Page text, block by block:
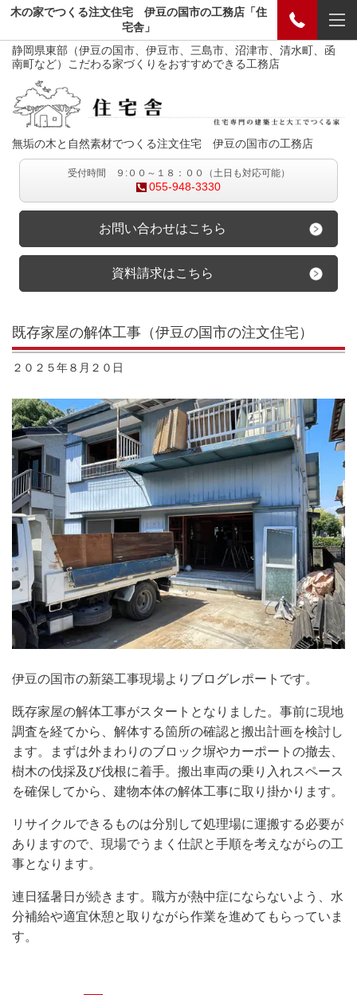
木の家でつくる注文住宅 伊豆の国市の工務店「住
宅舎」
静岡県東部（伊豆の国市、伊豆市、三島市、沼津市、清水町、函
南町など）こだわる家づくりをおすすめできる工務店
無垢の木と自然素材でつくる注文住宅 伊豆の国市の工務店
受付時間 ９:００～１８：００（土日も対応可能）
055-948-3330
お問い合わせはこちら
資料請求はこちら
既存家屋の解体工事（伊豆の国市の注文住宅）
２０２５年８月２０日
伊豆の国市の新築工事現場よりブログレポートです。
既存家屋の解体工事がスタートとなりました。事前に現地
調査を経てから、解体する箇所の確認と搬出計画を検討し
ます。まずは外まわりのブロック塀やカーポートの撤去、
樹木の伐採及び伐根に着手。搬出車両の乗り入れスペース
を確保してから、建物本体の解体工事に取り掛かります。
リサイクルできるものは分別して処理場に運搬する必要が
ありますので、現場でうまく仕訳と手順を考えながらの工
事となります。
連日猛暑日が続きます。職方が熱中症にならないよう、水
分補給や適宜休憩と取りながら作業を進めてもらっていま
す。